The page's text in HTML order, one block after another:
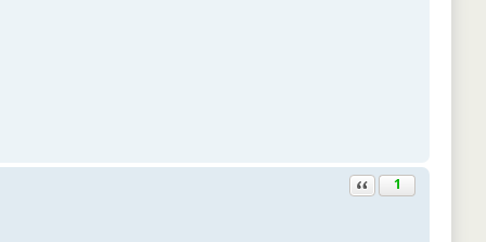
Ответить с цитатой
1